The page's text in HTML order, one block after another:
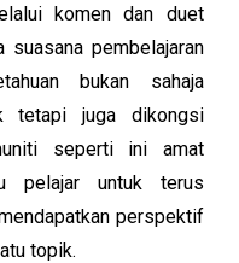
komen dan duet
pembelajaran
bukan sahaja
tetapi juga dikongsi
seperti ini amat
pelajar untuk terus
perspektif
topik.